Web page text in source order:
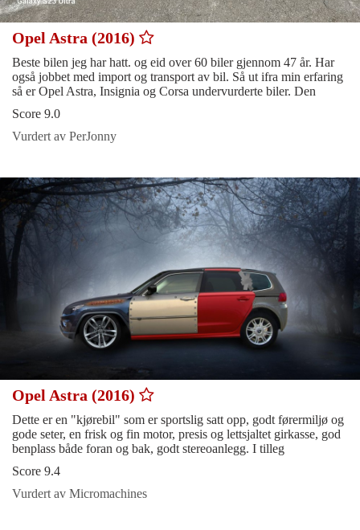
Opel Astra (2016)
Beste bilen jeg har hatt. og eid over 60 biler gjennom 47 år. Har
også jobbet med import og transport av bil. Så ut ifra min erfaring
så er Opel Astra, Insignia og Corsa undervurderte biler. Den
Score 9.0
Vurdert av PerJonny
Opel Astra (2016)
Dette er en "kjørebil" som er sportslig satt opp, godt førermiljø og
gode seter, en frisk og fin motor, presis og lettsjaltet girkasse, god
benplass både foran og bak, godt stereoanlegg. I tilleg
Score 9.4
Vurdert av Micromachines